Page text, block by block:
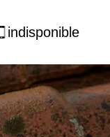
indisponible